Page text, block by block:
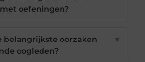
oefeningen?
belangrijkste oorzaken
oogleden?
▼